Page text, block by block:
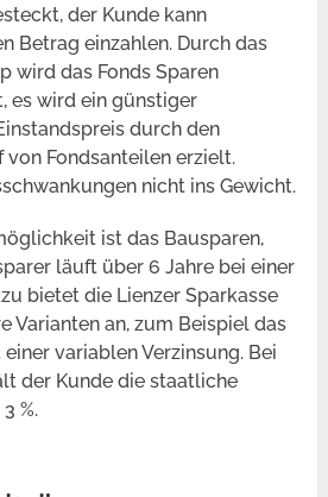
der Kunde kann
Betrag einzahlen. Durch das
wird das Fonds Sparen
es wird ein günstiger
durch den
Fondsanteilen erzielt.
nicht ins Gewicht.
ist das Bausparen,
läuft über 6 Jahre bei einer
bietet die Lienzer Sparkasse
Varianten an, zum Beispiel das
variablen Verzinsung. Bei
der Kunde die staatliche
%.